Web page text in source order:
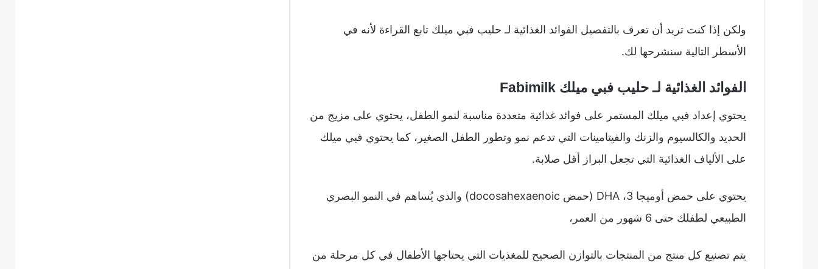
ولكن إذا كنت تريد أن تعرف بالتفصيل الفوائد الغذائية لـ حليب فبي ميلك تابع القراءة لأنه في
الأسطر التالية سنشرحها لك.
الفوائد الغذائية لـ حليب فبي ميلك Fabimilk
يحتوي إعداد فبي ميلك المستمر على فوائد غذائية متعددة مناسبة لنمو الطفل، يحتوي على مزيج من
الحديد والكالسيوم والزنك والفيتامينات التي تدعم نمو وتطور الطفل الصغير، كما يحتوي فبي ميلك
على الألياف الغذائية التي تجعل البراز أقل صلابة.
يحتوي على حمض أوميجا 3، DHA (حمض docosahexaenoic) والذي يُساهم في النمو البصري
الطبيعي لطفلك حتى 6 شهور من العمر،
يتم تصنيع كل منتج من المنتجات بالتوازن الصحيح للمغذيات التي يحتاجها الأطفال في كل مرحلة من